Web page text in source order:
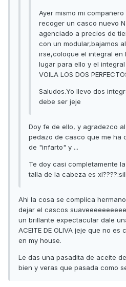
Ayer mismo mi
recoger un casco nuevo
agenciado a precios de
con un modular,bajamos
irse,coloque el integral en
lugar para ello y el
VOILA LOS DOS
Saludos.Yo llevo dos
debe ser jeje
Doy fe de ello, y agradezco
pedazo de casco que me ha
de "infarto" y ...
Te doy casi completamente
talla de la cabeza es
Ahi la cosa se complica
dejar el cascos
un brillante expectacular dale
ACEITE DE OLIVA jeje que no
en my house.
Le das una pasadita de aceite
bien y veras que pasada como